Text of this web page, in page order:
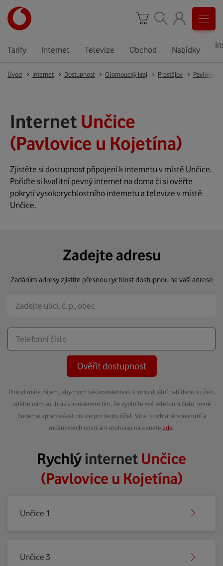
Tarify Internet Televize Obchod Nabídky
Úvod Internet Dostupnost Olomoucký kraj Prostějov Pavlovice
Internet Unčice
(Pavlovice u Kojetína)
Zjistěte si dostupnost připojení k internetu v místě Unčice.
Pořiďte si kvalitní pevný internet na doma či si ověřte
pokrytí vysokorychlostního internetu a televize v místě
Unčice.
Zadejte adresu
Zadáním adresy zjistíte přesnou rychlost dostupnou na vaší adrese
Ověřit dostupnost
Pokud máte zájem, abychom vás kontaktovali s individuální nabídkou služeb,
udělte nám souhlas s kontaktem tím, že vyplníte své telefonní číslo, které
budeme zpracovávat pouze pro tento účel. Více o ochraně soukromí a
možnostech odvolání souhlasu naleznete zde
Rychlýinternet Unčice
(Pavlovice u Kojetína)
Unčice 1
Unčice 3